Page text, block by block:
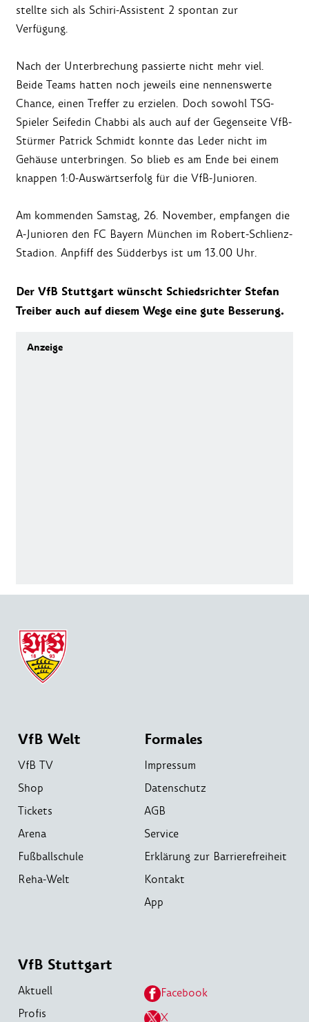
stellte sich als Schiri-Assistent 2 spontan zur
Verfügung.
Nach der Unterbrechung passierte nicht mehr viel.
Beide Teams hatten noch jeweils eine nennenswerte
Chance, einen Treffer zu erzielen. Doch sowohl TSG-
Spieler Seifedin Chabbi als auch auf der Gegenseite VfB-
Stürmer Patrick Schmidt konnte das Leder nicht im
Gehäuse unterbringen. So blieb es am Ende bei einem
knappen 1:0-Auswärtserfolg für die VfB-Junioren.
Am kommenden Samstag, 26. November, empfangen die
A-Junioren den FC Bayern München im Robert-Schlienz-
Stadion. Anpfiff des Südderbys ist um 13.00 Uhr.
Der VfB Stuttgart wünscht Schiedsrichter Stefan
Treiber auch auf diesem Wege eine gute Besserung.
VfB Welt
VfB TV
Shop
Tickets
Arena
Fußballschule
Reha-Welt
Formales
Impressum
Datenschutz
AGB
Service
Erklärung zur Barrierefreiheit
Kontakt
App
VfB Stuttgart
Aktuell
Profis
Facebook
X